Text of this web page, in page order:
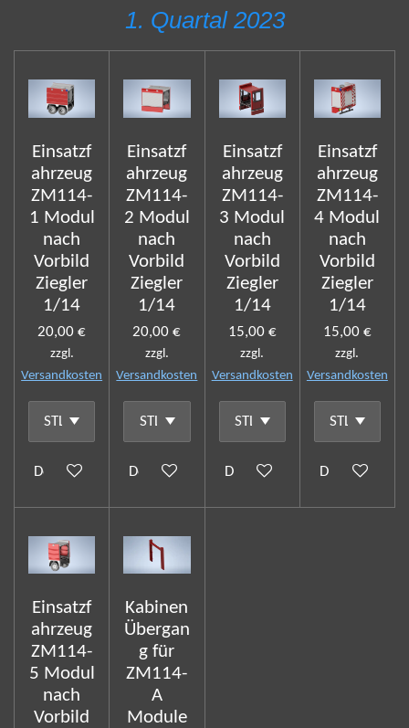
1. Quartal 2023
Einsatzf
ahrzeug
ZM114-
1 Modul
nach
Vorbild
Ziegler
1/14
20,00 €
zzgl.
Versandkosten
Details anzeigen
Einsatzf
ahrzeug
ZM114-
2 Modul
nach
Vorbild
Ziegler
1/14
20,00 €
zzgl.
Versandkosten
Details anzeigen
Einsatzf
ahrzeug
ZM114-
3 Modul
nach
Vorbild
Ziegler
1/14
15,00 €
zzgl.
Versandkosten
Details anzeigen
Einsatzf
ahrzeug
ZM114-
4 Modul
nach
Vorbild
Ziegler
1/14
15,00 €
zzgl.
Versandkosten
Details
Einsatzf
ahrzeug
ZM114-
5 Modul
nach
Vorbild
Kabinen
Übergan
g für
ZM114-
A
Module